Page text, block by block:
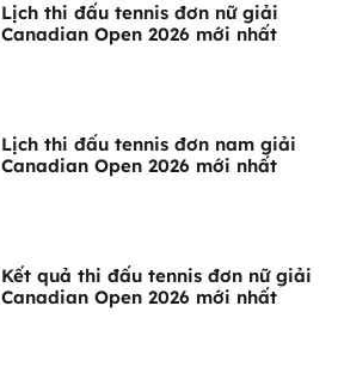
Lịch thi đấu tennis đơn nữ giải
Canadian Open 2026 mới nhất
Lịch thi đấu tennis đơn nam giải
Canadian Open 2026 mới nhất
Kết quả thi đấu tennis đơn nữ giải
Canadian Open 2026 mới nhất